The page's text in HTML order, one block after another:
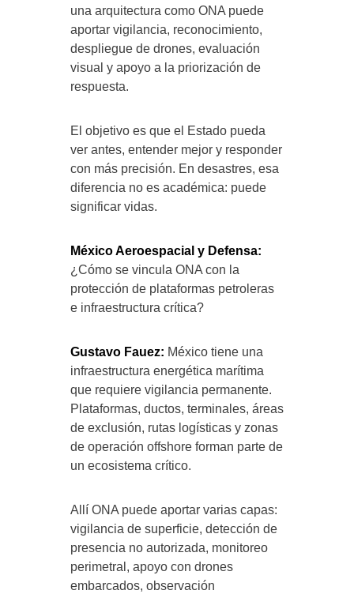
una arquitectura como ONA puede
aportar vigilancia, reconocimiento,
despliegue de drones, evaluación
visual y apoyo a la priorización de
respuesta.
El objetivo es que el Estado pueda
ver antes, entender mejor y responder
con más precisión. En desastres, esa
diferencia no es académica: puede
significar vidas.
México Aeroespacial y Defensa:
¿Cómo se vincula ONA con la
protección de plataformas petroleras
e infraestructura crítica?
Gustavo Fauez: México tiene una
infraestructura energética marítima
que requiere vigilancia permanente.
Plataformas, ductos, terminales, áreas
de exclusión, rutas logísticas y zonas
de operación offshore forman parte de
un ecosistema crítico.
Allí ONA puede aportar varias capas:
vigilancia de superficie, detección de
presencia no autorizada, monitoreo
perimetral, apoyo con drones
embarcados, observación